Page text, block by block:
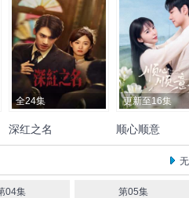
全24集
深红之名
张赫 谭盐盐 潘启言 周昊
更新至16集
顺心顺意
陈叶生 刘艺淇 王
04集 第05集